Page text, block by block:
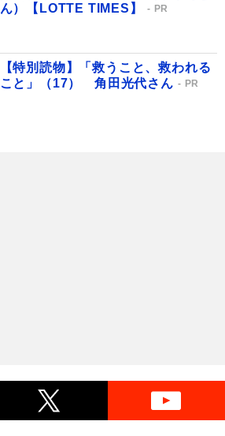
ん）【LOTTE TIMES】
PR
【特別読物】「救うこと、救われる
こと」（17） 角田光代さん
PR